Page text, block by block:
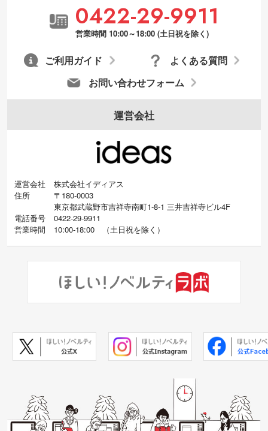
0422-29-9911
営業時間 10:00～18:00 (土日祝を除く)
お問い合わせフォーム
よくある質問
ご利用ガイド
運営会社
運営会社
株式会社イディアス
住所
〒180-0003
東京都武蔵野市吉祥寺南町1-8-1 三井吉祥寺ビル4F
電話番号
0422-29-9911
営業時間
10:00-18:00 （土日祝を除く）